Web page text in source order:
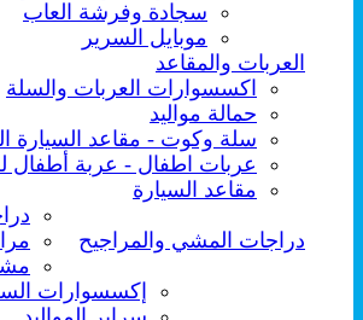
سجادة وفرشة العاب
موبايل السرير
العربات والمقاعد
اكسسوارات العربات والسلة
حمالة مواليد
سلة وكوت - مقاعد السيارة
عربات اطفال - عربة أطفال
مقاعد السيارة
دراجات المشي والمراجيح
إكسسوارات